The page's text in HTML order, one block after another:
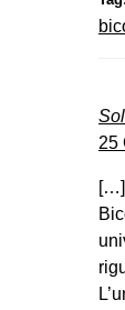
25
[…]